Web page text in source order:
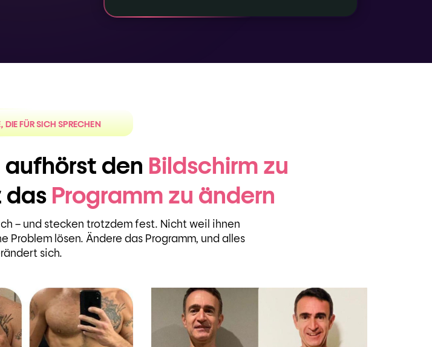
DIE FÜR SICH SPRECHEN
aufhörst den Bildschirm zu
das Programm zu ändern
– und stecken trotzdem fest. Nicht weil ihnen
lösen. Ändere das Programm, und alles
sich.